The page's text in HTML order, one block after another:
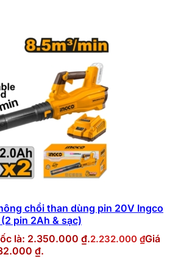
chổi than dùng pin 20V Ingco
pin 2Ah & sạc)
là: 2.350.000 ₫.2.232.000 ₫Giá
₫.